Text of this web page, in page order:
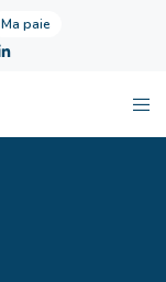
Ma paie